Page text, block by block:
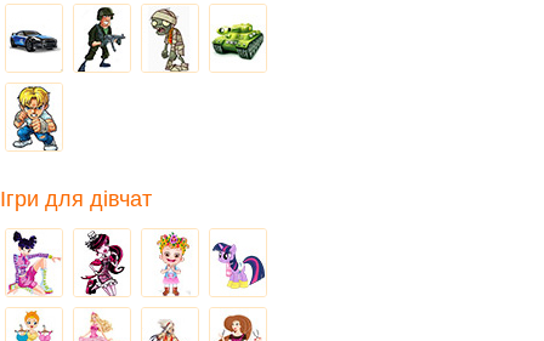
Ігри для дівчат